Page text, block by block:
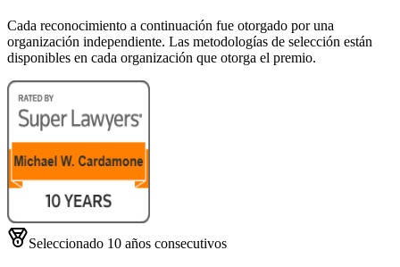
Cada reconocimiento a continuación fue otorgado por una
organización independiente. Las metodologías de selección están
disponibles en cada organización que otorga el premio.
Seleccionado 10 años consecutivos